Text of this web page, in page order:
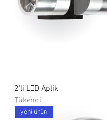
2'li LED Aplik
Tükendi
yeni ürün